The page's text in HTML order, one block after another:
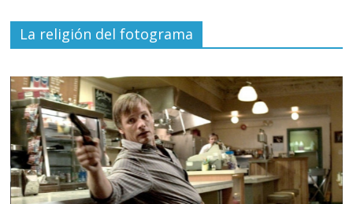
La religión del fotograma